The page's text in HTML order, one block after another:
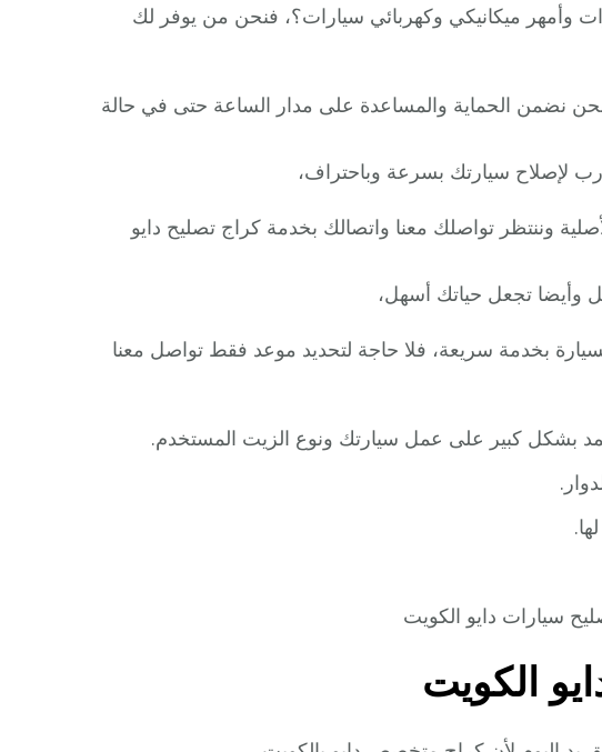
وأمهر ميكانيكي وكهربائي سيارات؟، فنحن من يوفر لك
نضمن الحماية والمساعدة على مدار الساعة حتى في حالة
سيارتك بسرعة وباحتراف،
وننتظر تواصلك معنا واتصالك بخدمة كراج تصليح دايو
وأيضا تجعل حياتك أسهل،
بخدمة سريعة، فلا حاجة لتحديد موعد فقط تواصل معنا
بشكل كبير على عمل سيارتك ونوع الزيت المستخدم.
سيارات دايو الكويت
الكويت